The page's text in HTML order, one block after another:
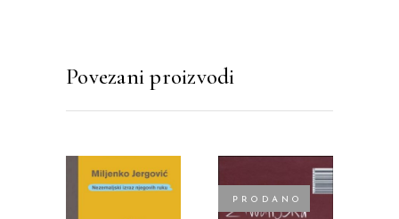
Povezani proizvodi
PRODANO